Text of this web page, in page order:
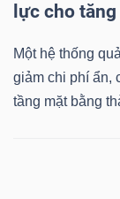
lực cho
Một hệ thống
giảm chi phí ẩn,
tầng mặt bằng